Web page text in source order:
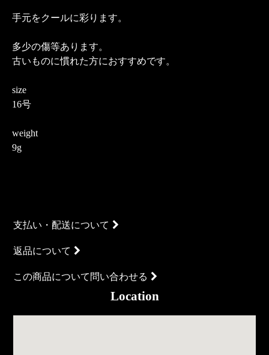
手元をクールに彩ります。
多少の傷等あります。
古いものに慣れた方におすすめです。
size
16号
weight
9g
支払い・配送について
返品について
この商品について問い合わせる
Location